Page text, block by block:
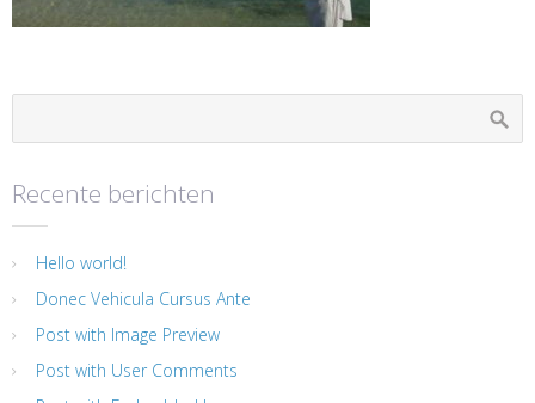
Recente berichten
Hello world!
Donec Vehicula Cursus Ante
Post with Image Preview
Post with User Comments